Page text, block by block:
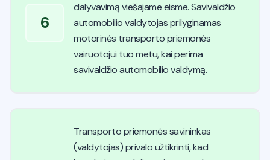
6
dalyvavimą viešajame eisme. Savivaldžio
automobilio valdytojas prilyginamas
motorinės transporto priemonės
vairuotojui tuo metu, kai perima
savivaldžio automobilio valdymą.
Transporto priemonės savininkas
(valdytojas) privalo užtikrinti, kad